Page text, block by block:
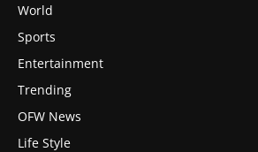
World
Sports
Entertainment
Trending
OFW News
Life Style